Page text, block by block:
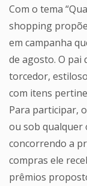
Com o tema
shopping
em campanha
de agosto. O
torcedor,
com itens
Para participar,
ou sob qualquer
concorrendo a
compras ele
prêmios